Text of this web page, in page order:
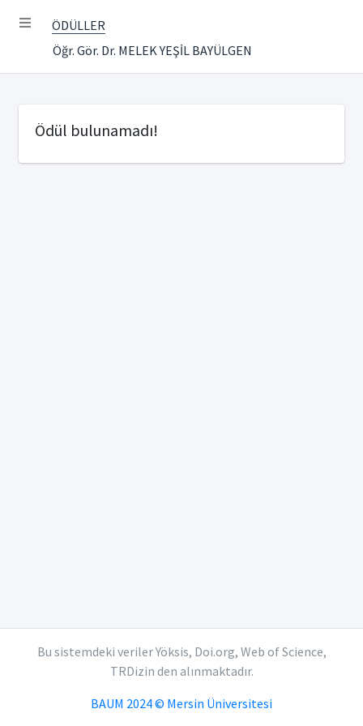
ÖDÜLLER
Öğr. Gör. Dr. MELEK YEŞİL BAYÜLGEN
Ödül bulunamadı!
Bu sistemdeki veriler Yöksis, Doi.org, Web of Science,
TRDizin den alınmaktadır.
BAUM 2024 © Mersin Üniversitesi